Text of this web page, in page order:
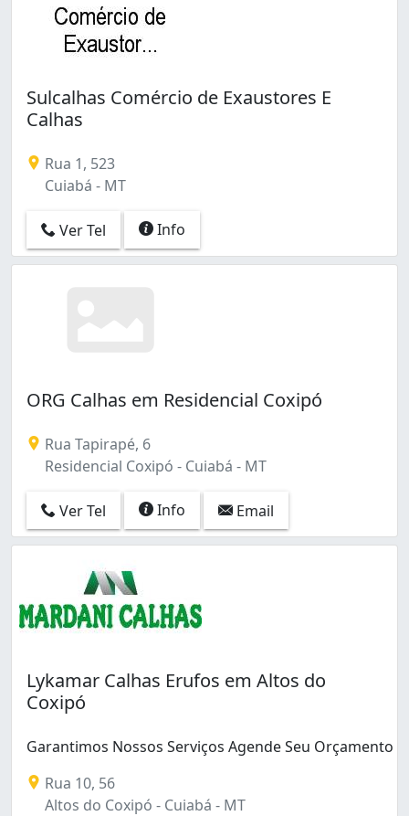
Sulcalhas Comércio de Exaustores E
Calhas
Rua 1, 523
Cuiabá - MT
Ver Tel Info
ORG Calhas em Residencial Coxipó
Rua Tapirapé, 6
Residencial Coxipó - Cuiabá - MT
Ver Tel Info Email
Lykamar Calhas Erufos em Altos do
Coxipó
Garantimos Nossos Serviços Agende Seu Orçamento
Rua 10, 56
Altos do Coxipó - Cuiabá - MT